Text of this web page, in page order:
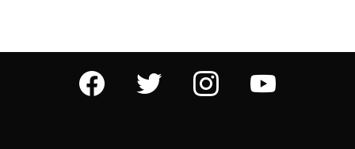
facebook twitter instagram